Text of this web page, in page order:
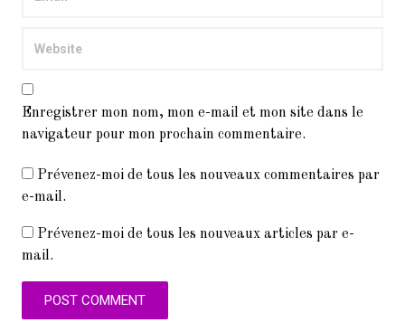
Enregistrer mon nom, mon e-mail et mon site dans le
navigateur pour mon prochain commentaire.
Prévenez-moi de tous les nouveaux commentaires par
e-mail.
Prévenez-moi de tous les nouveaux articles par e-
mail.